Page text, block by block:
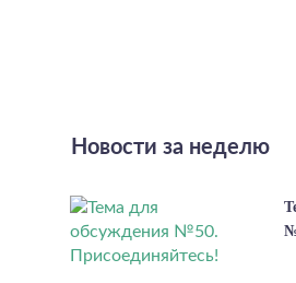
Новости за неделю